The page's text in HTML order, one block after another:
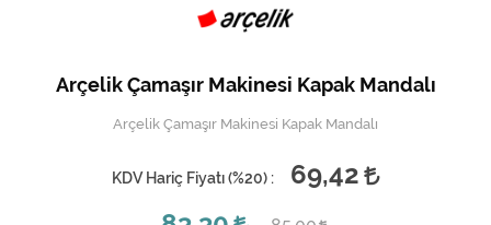
Musluk
Arçelik Çamaşır Makinesi Kapak Mandalı
Arçelik Çamaşır Makinesi Kapak Mandalı
KDV Hariç Fiyatı (%20) :
69,42